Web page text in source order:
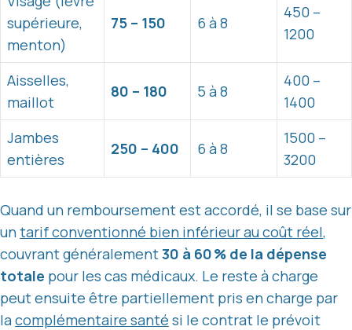
supérieure,
menton)
75 – 150 6 à 8
450 –
1200
Aisselles,
maillot
80 – 180 5 à 8
400 –
1400
Jambes
entières
250 – 400 6 à 8
1500 –
3200
Quand un remboursement est accordé, il se base sur
untarif conventionné bien inférieur au coût réel,
couvrant généralement30 à 60 % de la dépense
totale pour les cas médicaux. Le reste à charge
peut ensuite être partiellement pris en charge par
lacomplémentaire santé si le contrat le prévoit